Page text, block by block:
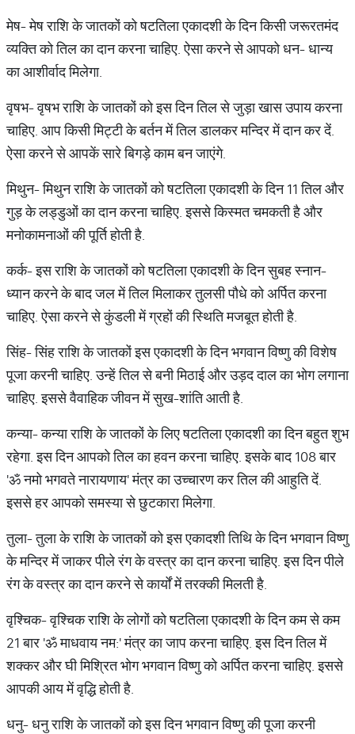
मेष- मेष राशि के जातकों को षटतिला एकादशी के दिन किसी जरूरतमंद
व्यक्ति को तिल का दान करना चाहिए. ऐसा करने से आपको धन- धान्य
का आशीर्वाद मिलेगा.
वृषभ- वृषभ राशि के जातकों को इस दिन तिल से जुड़ा खास उपाय करना
चाहिए. आप किसी मिट्टी के बर्तन में तिल डालकर मन्दिर में दान कर दें.
ऐसा करने से आपकें सारे बिगड़े काम बन जाएंगे.
मिथुन- मिथुन राशि के जातकों को षटतिला एकादशी के दिन 11 तिल और
गुड़ के लड्डुओं का दान करना चाहिए. इससे किस्मत चमकती है और
मनोकामनाओं की पूर्ति होती है.
कर्क- इस राशि के जातकों को षटतिला एकादशी के दिन सुबह स्नान-
ध्यान करने के बाद जल में तिल मिलाकर तुलसी पौधे को अर्पित करना
चाहिए. ऐसा करने से कुंडली में ग्रहों की स्थिति मजबूत होती है.
सिंह- सिंह राशि के जातकों इस एकादशी के दिन भगवान विष्णु की विशेष
पूजा करनी चाहिए. उन्हें तिल से बनी मिठाई और उड़द दाल का भोग लगाना
चाहिए. इससे वैवाहिक जीवन में सुख-शांति आती है.
कन्या- कन्या राशि के जातकों के लिए षटतिला एकादशी का दिन बहुत शुभ
रहेगा. इस दिन आपको तिल का हवन करना चाहिए. इसके बाद 108 बार
'ॐ नमो भगवते नारायणाय' मंत्र का उच्चारण कर तिल की आहुति दें.
इससे हर आपको समस्या से छुटकारा मिलेगा.
तुला- तुला के राशि के जातकों को इस एकादशी तिथि के दिन भगवान विष्णु
के मन्दिर में जाकर पीले रंग के वस्त्र का दान करना चाहिए. इस दिन पीले
रंग के वस्त्र का दान करने से कार्यों में तरक्की मिलती है.
वृश्चिक- वृश्चिक राशि के लोगों को षटतिला एकादशी के दिन कम से कम
21 बार 'ॐ माधवाय नम:' मंत्र का जाप करना चाहिए. इस दिन तिल में
शक्कर और घी मिश्रित भोग भगवान विष्णु को अर्पित करना चाहिए. इससे
आपकी आय में वृद्धि होती है.
धनु- धनु राशि के जातकों को इस दिन भगवान विष्णु की पूजा करनी